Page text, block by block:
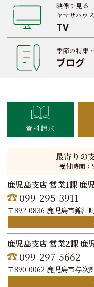
映像で見る
ヤマサハウ
TV
季節の特集
ブログ
資料請求
最寄りの
受付時間：
鹿児島支店 営業1課 鹿
099-295-3911
〒892-0836 鹿児島市錦江
鹿児島支店 営業2課 鹿
099-297-5662
〒890-0062 鹿児島市与次